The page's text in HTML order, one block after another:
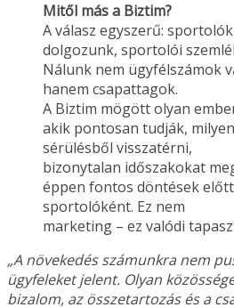
Mitől más a Biztim?
A válasz egyszerű:
dolgozunk, sportolói
Nálunk nem ügyfélszámok
hanem csapattagok.
A Biztim mögött olyan
akik pontosan tudják,
sérülésből visszatérni,
bizonytalan időszakokat
éppen fontos döntések
sportolóként. Ez nem
marketing – ez valódi
„A növekedés számunkra nem
ügyfeleket jelent. Olyan
bizalom, az összetartozás és a